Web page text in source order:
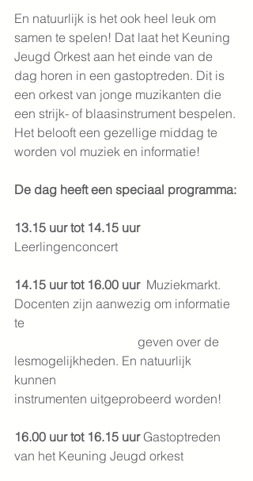
En natuurlijk is het ook heel leuk om
samen te spelen! Dat laat het Keuning
Jeugd Orkest aan het einde van de
dag horen in een gastoptreden. Dit is
een orkest van jonge muzikanten die
een strijk- of blaasinstrument bespelen.
Het belooft een gezellige middag te
worden vol muziek en informatie!
De dag heeft een speciaal programma:
13.15 uur tot 14.15 uur
Leerlingenconcert
14.15 uur tot 16.00 uur Muziekmarkt.
Docenten zijn aanwezig om informatie
te
lesmogelijkheden. En natuurlijk
kunnen
instrumenten uitgeprobeerd worden!
16.00 uur tot 16.15 uur Gastoptreden
van het Keuning Jeugd orkest